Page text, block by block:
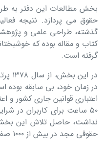
بخش مطالعات این دفتر به
حقوق می پردازد. نتیجه
گذشته، طراحی علمی و
کتاب و مقاله بوده که
گرفته است.
در
در زمان خود، بی سابقه بوده
۵۰ ساعت برای کاربران در
نداشت، حاصل تلاش این
حقوقی مجد در بیش از ۱۰۰۰ صفحه تدوین و اجرا گردید.